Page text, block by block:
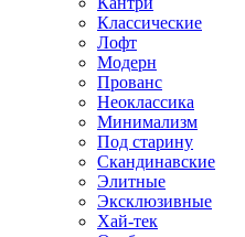
Классические
Лофт
Модерн
Прованс
Неоклассика
Минимализм
Под старину
Скандинавские
Элитные
Эксклюзивные
Хай-тек